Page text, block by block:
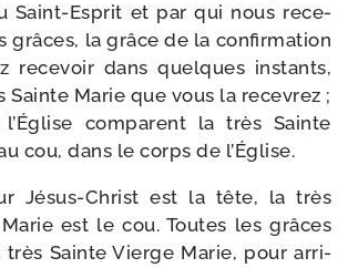
Saint-​Esprit et par qui nous rece­
grâces, la grâce de la confir­ma­tion
rece­voir dans quelques ins­tants,
Sainte Marie que vous la rece­vrez ;
com­parent la très Sainte
cou, dans le corps de l’Église.
Jésus-​Christ est la tête, la très
est le cou. Toutes les grâces
très Sainte Vierge Marie, pour arri­